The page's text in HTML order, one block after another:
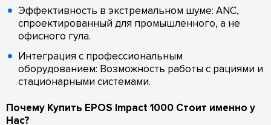
Эффективность в экстремальном шуме: ANC,
спроектированный для промышленного, а не
офисного гула.
Интеграция с профессиональным
оборудованием: Возможность работы с рациями и
стационарными системами.
Почему Купить EPOS Impact 1000 Стоит именно у
Нас?